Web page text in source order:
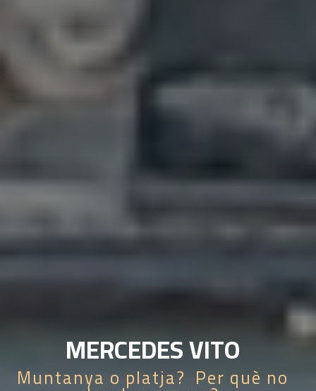
MERCEDES VITO
Muntanya o platja? Per què no